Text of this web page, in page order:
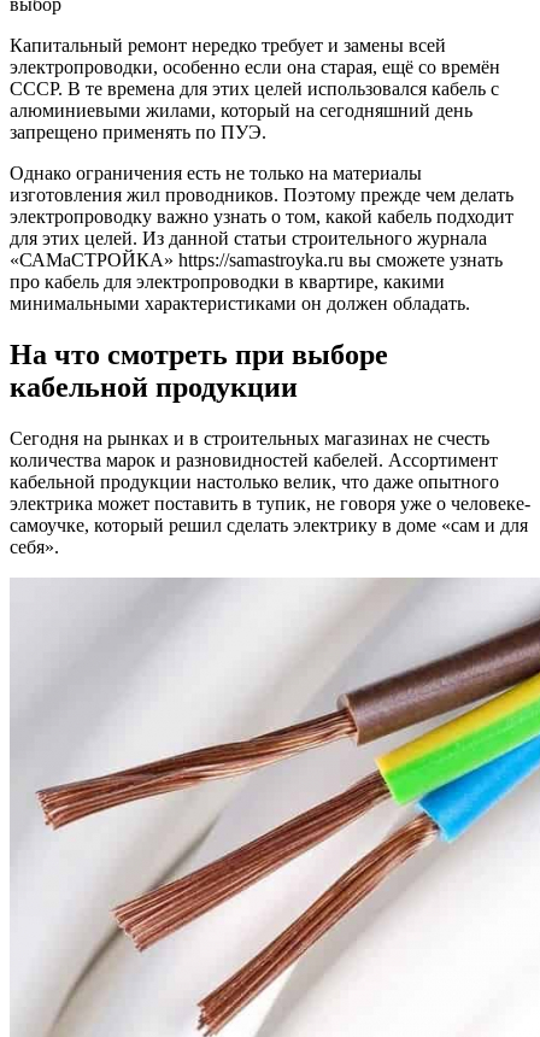
Капитальный ремонт нередко требует и замены всей
электропроводки, особенно если она старая, ещё со времён
СССР. В те времена для этих целей использовался кабель с
алюминиевыми жилами, который на сегодняшний день
запрещено применять по ПУЭ.
Однако ограничения есть не только на материалы
изготовления жил проводников. Поэтому прежде чем делать
электропроводку важно узнать о том, какой кабель подходит
для этих целей. Из данной статьи строительного журнала
«САМаСТРОЙКА» https://samastroyka.ru вы сможете узнать
про кабель для электропроводки в квартире, какими
минимальными характеристиками он должен обладать.
На что смотреть при выборе
кабельной продукции
Сегодня на рынках и в строительных магазинах не счесть
количества марок и разновидностей кабелей. Ассортимент
кабельной продукции настолько велик, что даже опытного
электрика может поставить в тупик, не говоря уже о человеке-
самоучке, который решил сделать электрику в доме «сам и для
себя».